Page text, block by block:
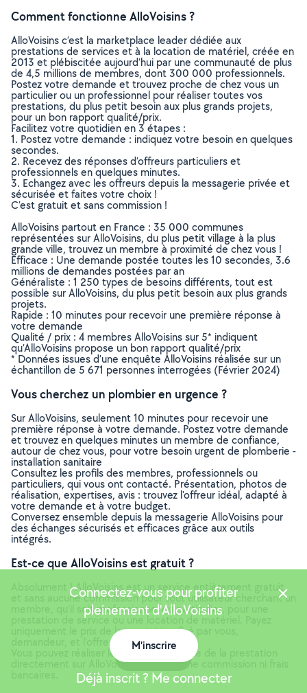
Comment fonctionne AlloVoisins ?
AlloVoisins c’est la marketplace leader dédiée aux
prestations de services et à la location de matériel, créée en
2013 et plébiscitée aujourd’hui par une communauté de plus
de 4,5 millions de membres, dont 300 000 professionnels.
Postez votre demande et trouvez proche de chez vous un
particulier ou un professionnel pour réaliser toutes vos
prestations, du plus petit besoin aux plus grands projets,
pour un bon rapport qualité/prix.
Facilitez votre quotidien en 3 étapes :
1. Postez votre demande : indiquez votre besoin en quelques
secondes.
2. Recevez des réponses d’offreurs particuliers et
professionnels en quelques minutes.
3. Echangez avec les offreurs depuis la messagerie privée et
sécurisée et faites votre choix !
C’est gratuit et sans commission !
AlloVoisins partout en France : 35 000 communes
représentées sur AlloVoisins, du plus petit village à la plus
grande ville, trouvez un membre à proximité de chez vous !
Efficace : Une demande postée toutes les 10 secondes, 3.6
millions de demandes postées par an
Généraliste : 1 250 types de besoins différents, tout est
possible sur AlloVoisins, du plus petit besoin aux plus grands
projets.
Rapide : 10 minutes pour recevoir une première réponse à
votre demande
Qualité / prix : 4 membres AlloVoisins sur 5* indiquent
qu’AlloVoisins propose un bon rapport qualité/prix
* Données issues d’une enquête AlloVoisins réalisée sur un
échantillon de 5 671 personnes interrogées (Février 2024)
Vous cherchez un plombier en urgence ?
Sur AlloVoisins, seulement 10 minutes pour recevoir une
première réponse à votre demande. Postez votre demande
et trouvez en quelques minutes un membre de confiance,
autour de chez vous, pour votre besoin urgent de plomberie -
installation sanitaire
Consultez les profils des membres, professionnels ou
particuliers, qui vous ont contacté. Présentation, photos de
réalisation, expertises, avis : trouvez l'offreur idéal, adapté à
votre demande et à votre budget.
Conversez ensemble depuis la messagerie AlloVoisins pour
des échanges sécurisés et efficaces grâce aux outils
intégrés.
Est-ce que AlloVoisins est gratuit ?
Absolument ! AlloVoisins est un service entièrement gratuit
et sans aucune commission pour tout utilisateur cherchant un
membre, qu’il soit professionnel ou particulier, pour une
prestation de service ou une location de matériel. Payez
uniquement le prix de la prestation, fixé par vous,
demandeur, et l’offreur.
Vous pouvez réaliser le paiement en ligne de la prestation
directement sur AlloVoisins, sans aucune commission ni frais
Connectez-vous pour profiter
pleinement d'AlloVoisins
M'inscrire
Déjà inscrit ? Me connecter